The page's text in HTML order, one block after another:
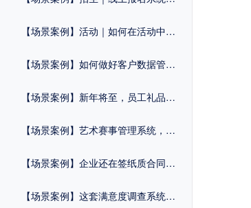
【场景案例】活动｜如何在活动中一站式完成报名+签到+核销？
【场景案例】如何做好客户数据管理？这个方法很重要！
【场景案例】新年将至，员工礼品兑换系统，速来get！
【场景案例】艺术赛事管理系统，轻松报考一步到位！
【场景案例】企业还在签纸质合同？2025年，电子合同了解一下？
【场景案例】这套满意度调查系统，让医院服务大升级！